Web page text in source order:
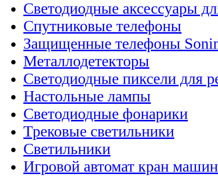
Светодиодные аксессуары
Спутниковые телефоны
Защищенные телефоны
Металлодетекторы
Светодиодные пиксели для
Настольные лампы
Светодиодные фонарики
Трековые светильники
Светильники
Игровой автомат кран